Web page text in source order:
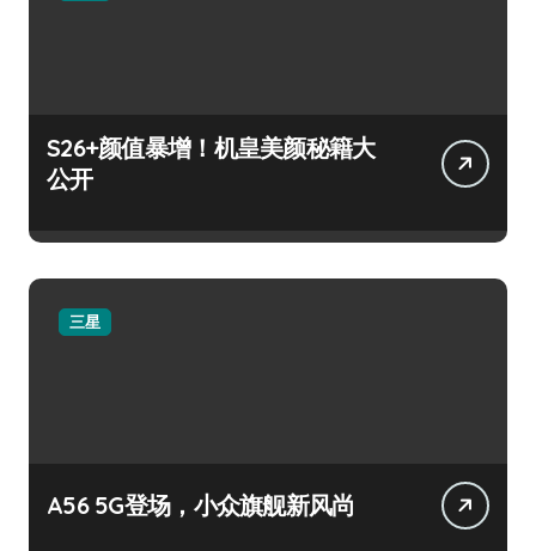
S26+颜值暴增！机皇美颜秘籍大
公开
三星
A56 5G登场，小众旗舰新风尚